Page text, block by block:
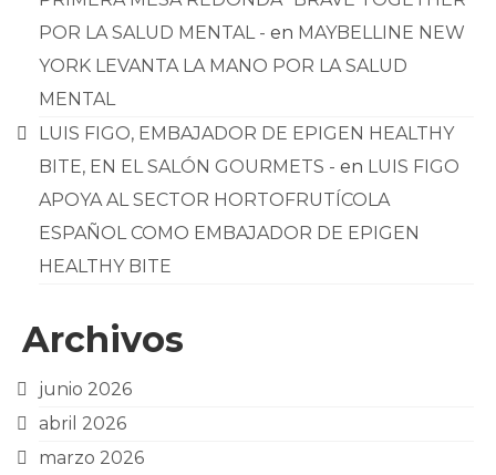
POR LA SALUD MENTAL - en MAYBELLINE NEW
YORK LEVANTA LA MANO POR LA SALUD
MENTAL
LUIS FIGO, EMBAJADOR DE EPIGEN HEALTHY
BITE, EN EL SALÓN GOURMETS - en LUIS FIGO
APOYA AL SECTOR HORTOFRUTÍCOLA
ESPAÑOL COMO EMBAJADOR DE EPIGEN
HEALTHY BITE
Archivos
junio 2026
abril 2026
marzo 2026